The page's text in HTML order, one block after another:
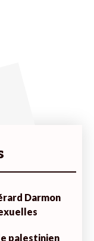
Darmon
palestinien